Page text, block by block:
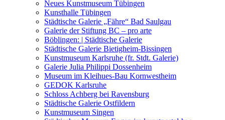
Kunstwettbewerbe, Ausschreibungen für Künstler
Neues Kunstmuseum Tübingen
Kunsthalle Tübingen
Städtische Galerie „Fähre“ Bad Saulgau
Galerie der Stiftung BC – pro arte
Böblingen: | Städtische Galerie
Städtische Galerie Bietigheim-Bissingen
Kunstmuseum Karlsruhe (fr. Stdt. Galerie)
Galerie Julia Philippi Dossenheim
Museum im Kleihues-Bau Kornwestheim
GEDOK Karlsruhe
Schloss Achberg bei Ravensburg
Städtische Galerie Ostfildern
Kunstmuseum Singen